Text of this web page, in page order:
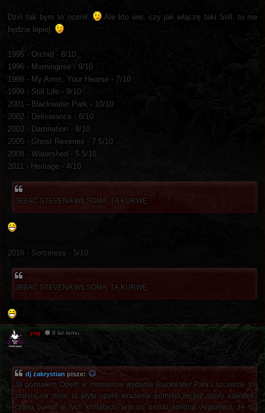
Dziś tak bym to ocenił.
Ale kto wie, czy jak włączę taki Still, to nie
będzie lepiej.
1995 - Orchid - 8/10
1996 - Morningrise - 9/10
1998 - My Arms, Your Hearse - 7/10
1999 - Still Life - 9/10
2001 - Blackwater Park - 10/10
2002 - Deliverance - 8/10
2003 - Damnation - 8/10
2005 - Ghost Reveries - 7,5/10
2008 - Watershed - 5.5/10
2011 - Heritage - 4/10
JEBAĆ STEVENA WILSONA, TĄ KURWĘ
2016 - Sorceress - 5/10
JEBAĆ STEVENA WILSONA, TĄ KURWĘ
yog 8 lat temu
dj zakrystian pisze:
Ja poznałem Opeth w momencie wydania Blackwater Park i szczerze, to
zrobiła na mnie ta płyta spore wrażenie pomimo,że już spory kawałek
czasu byłem w tych klimatach, jest po prostu solidna. Argument, że to